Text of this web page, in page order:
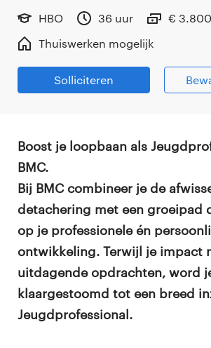
HBO
36 uur
€
Thuiswerken mogelijk
Solliciteren
Boost je loopbaan als
BMC.
Bij BMC combineer je de
detachering met een groeipad
op je professionele én
ontwikkeling. Terwijl je impact
uitdagende opdrachten, word
klaargestoomd tot een breed
Jeugdprofessional.